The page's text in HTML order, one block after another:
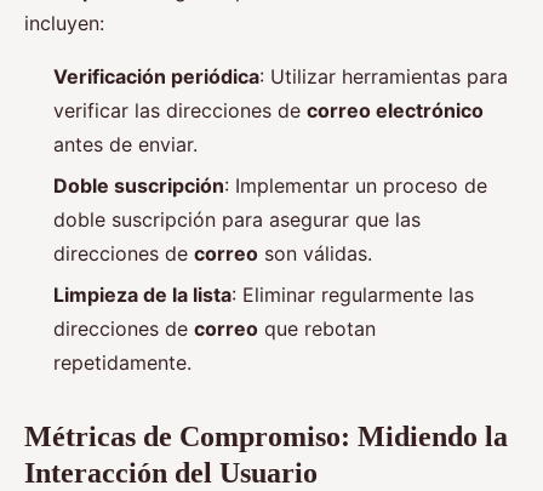
incluyen:
Verificación periódica: Utilizar herramientas para
verificar las direcciones de correo electrónico
antes de enviar.
Doble suscripción: Implementar un proceso de
doble suscripción para asegurar que las
direcciones de correo son válidas.
Limpieza de la lista: Eliminar regularmente las
direcciones de correo que rebotan
repetidamente.
Métricas de Compromiso: Midiendo la
Interacción del Usuario